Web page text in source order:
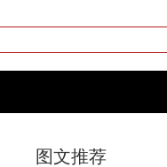
图文推荐